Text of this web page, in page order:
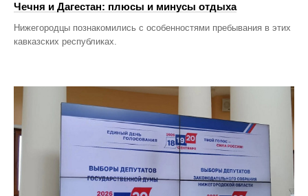
Чечня и Дагестан: плюсы и минусы отдыха
Нижегородцы познакомились с особенностями пребывания в этих
кавказских республиках.